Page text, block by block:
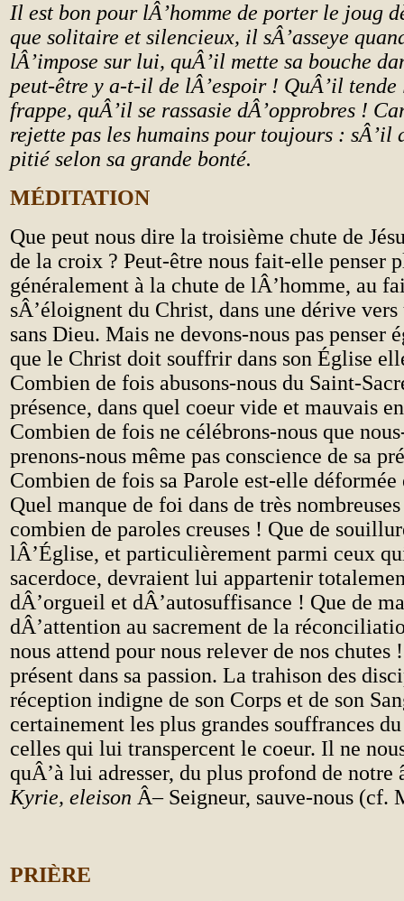
Il est bon pour lÂ’homme de porter le joug
que solitaire et silencieux, il sÂ’asseye
lÂ’impose sur lui, quÂ’il mette sa bouche
peut-être y a-t-il de lÂ’espoir ! QuÂ’il
frappe, quÂ’il se rassasie dÂ’opprobres !
rejette pas les humains pour toujours :
pitié selon sa grande bonté.
MÉDITATION
Que peut nous dire la troisième chute de
de la croix ? Peut-être nous fait-elle penser
généralement à la chute de lÂ’homme, au
sÂ’éloignent du Christ, dans une dérive
sans Dieu. Mais ne devons-nous pas penser
que le Christ doit souffrir dans son Église
Combien de fois abusons-nous du Saint-
présence, dans quel coeur vide et mauvais
Combien de fois ne célébrons-nous que
prenons-nous même pas conscience de sa
Combien de fois sa Parole est-elle
Quel manque de foi dans de très
combien de paroles creuses ! Que de
lÂ’Église, et particulièrement parmi ceux
sacerdoce, devraient lui appartenir
dÂ’orgueil et dÂ’autosuffisance ! Que de
dÂ’attention au sacrement de la
nous attend pour nous relever de nos chutes
présent dans sa passion. La trahison des
réception indigne de son Corps et de son
certainement les plus grandes souffrances
celles qui lui transpercent le coeur. Il ne
quÂ’à lui adresser, du plus profond de notre
Kyrie, eleison Â– Seigneur, sauve-nous (cf.
PRIÈRE